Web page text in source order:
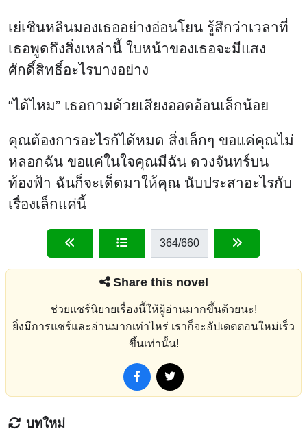
เย่เชินหลินมองเธออย่างอ่อนโยน รู้สึกว่าเวลาที่
เธอพูดถึงสิ่งเหล่านี้ ใบหน้าของเธอจะมีแสง
ศักดิ์สิทธิ์อะไรบางอย่าง
“ได้ไหม” เธอถามด้วยเสียงออดอ้อนเล็กน้อย
คุณต้องการอะไรก้ได้หมด สิ่งเล็กๆ ขอแค่คุณไม่
หลอกฉัน ขอแค่ในใจคุณมีฉัน ดวงจันทร์บน
ท้องฟ้า ฉันก็จะเด็ดมาให้คุณ นับประสาอะไรกับ
เรื่องเล็กแค่นี้
364/660
Share this novel
ช่วยแชร์นิยายเรื่องนี้ให้ผู้อ่านมากขึ้นด้วยนะ!
ยิ่งมีการแชร์และอ่านมากเท่าไหร่ เราก็จะอัปเดตตอนใหม่เร็ว
ขึ้นเท่านั้น!
บทใหม่